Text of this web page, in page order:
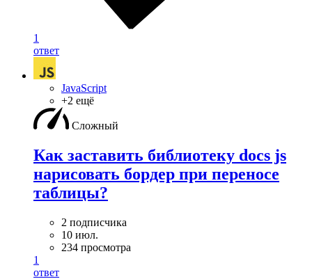
1
ответ
JavaScript
+2 ещё
Сложный
Как заставить библиотеку docs js
нарисовать бордер при переносе
таблицы?
2 подписчика
10 июл.
234 просмотра
1
ответ